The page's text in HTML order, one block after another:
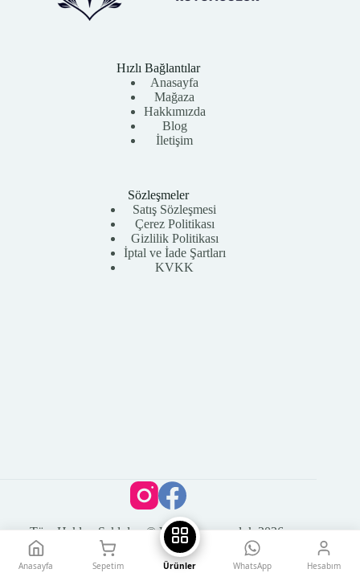
Hızlı Bağlantılar
Anasayfa
Mağaza
Hakkımızda
Blog
İletişim
Sözleşmeler
Satış Sözleşmesi
Çerez Politikası
Gizlilik Politikası
İptal ve İade Şartları
KVKK
Tüm Hakları Saklıdır. © Vega Kuyumculuk 2026
Anasayfa Sepetim Ürünler WhatsApp Hesabım